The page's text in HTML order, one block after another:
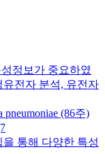
정보가 중요하였
전자 분석, 유전자
(86주)
통해 다양한 특성